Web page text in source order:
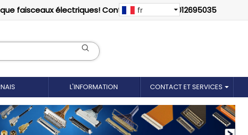
faisceaux électriques! Contactez-nous: 18012695035
fr
L'INFORMATION CONTACT ET SERVICES